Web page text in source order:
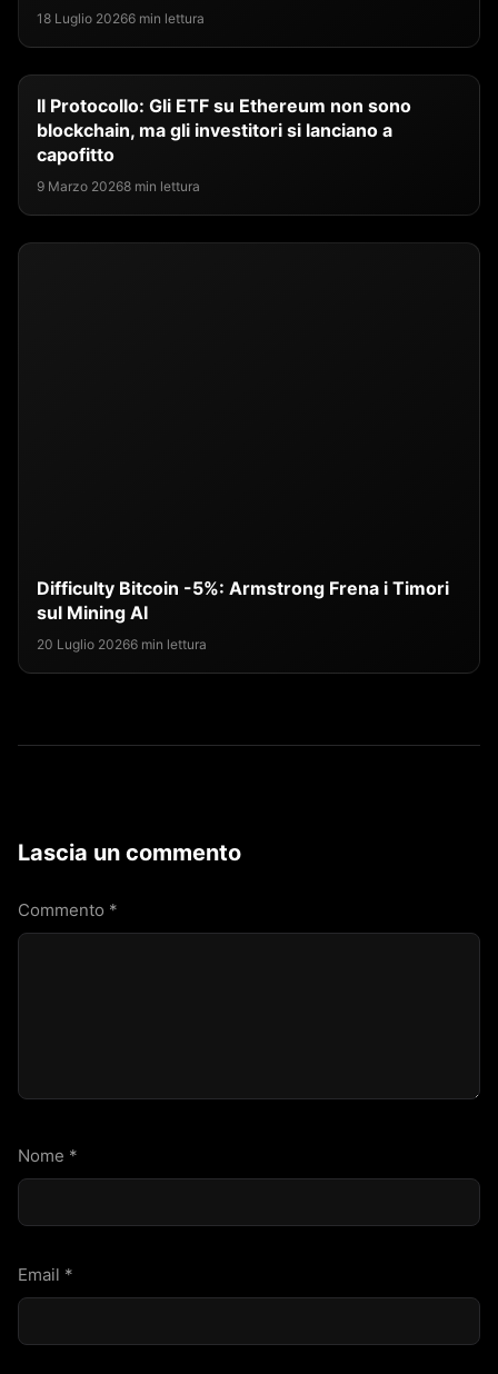
18 Luglio 20266 min lettura
Il Protocollo: Gli ETF su Ethereum non sono
blockchain, ma gli investitori si lanciano a
capofitto
9 Marzo 20268 min lettura
Difficulty Bitcoin -5%: Armstrong Frena i Timori
sul Mining AI
20 Luglio 20266 min lettura
Lascia un commento
Commento *
Nome *
Email *